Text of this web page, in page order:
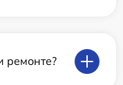
ремонте?